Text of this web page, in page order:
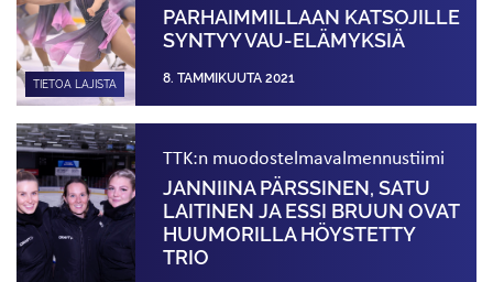
TIETOA LAJISTA
PARHAIMMILLAAN KATSOJILLE
SYNTYY VAU-ELÄMYKSIÄ
8. TAMMIKUUTA 2021
TTK:n muodostelma­valmennustiimi
JANNIINA PÄRSSINEN, SATU
LAITINEN JA ESSI BRUUN OVAT
HUUMORILLA HÖYSTETTY
TRIO